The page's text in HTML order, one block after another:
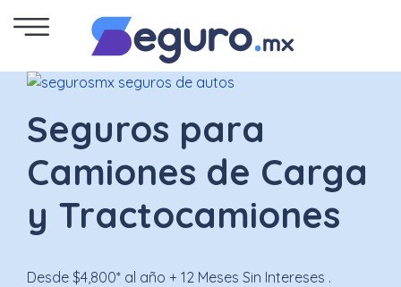
Seguro
de
Autos
Seguro
para
Motos
Seguros para
Camiones de Carga
y Tractocamiones
Desde $4,800* al año + 12 Meses Sin Intereses .